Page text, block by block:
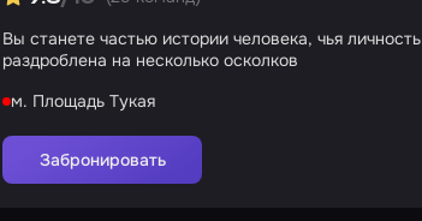
Вы станете частью истории человека, чья личность
раздроблена на несколько осколков
м. Площадь Тукая
Забронировать